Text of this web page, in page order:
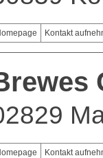
Kontakt
Kontakt